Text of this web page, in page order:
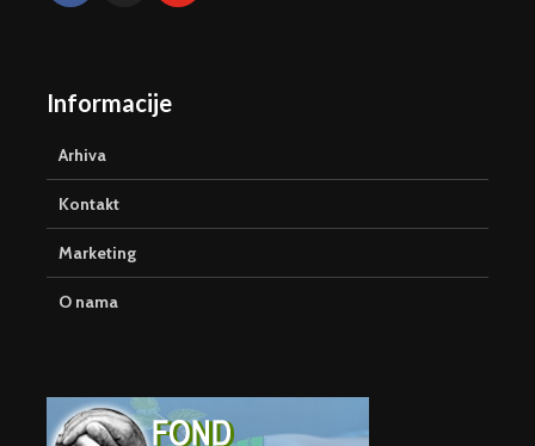
Informacije
Arhiva
Kontakt
Marketing
O nama